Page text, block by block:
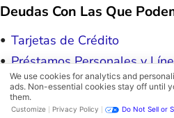
Deudas Con Las Que
Tarjetas de Crédito
Préstamos Personales y
Facturas Médicas
Cobranza y Reposesiones
We use cookies for analytics and
ads. Non-essential cookies stay off until
them.
Customize Privacy Policy Do Not Sell or